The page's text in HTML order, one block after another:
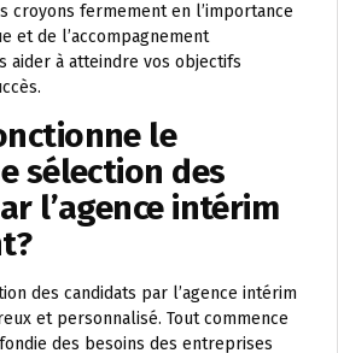
croyons fermement en l’importance
et de l’accompagnement
aider à atteindre vos objectifs
le
sélection des
l’agence intérim
des candidats par l’agence intérim
et personnalisé. Tout commence
des besoins des entreprises